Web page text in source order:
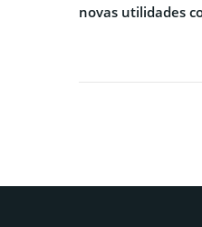
novas utilidades